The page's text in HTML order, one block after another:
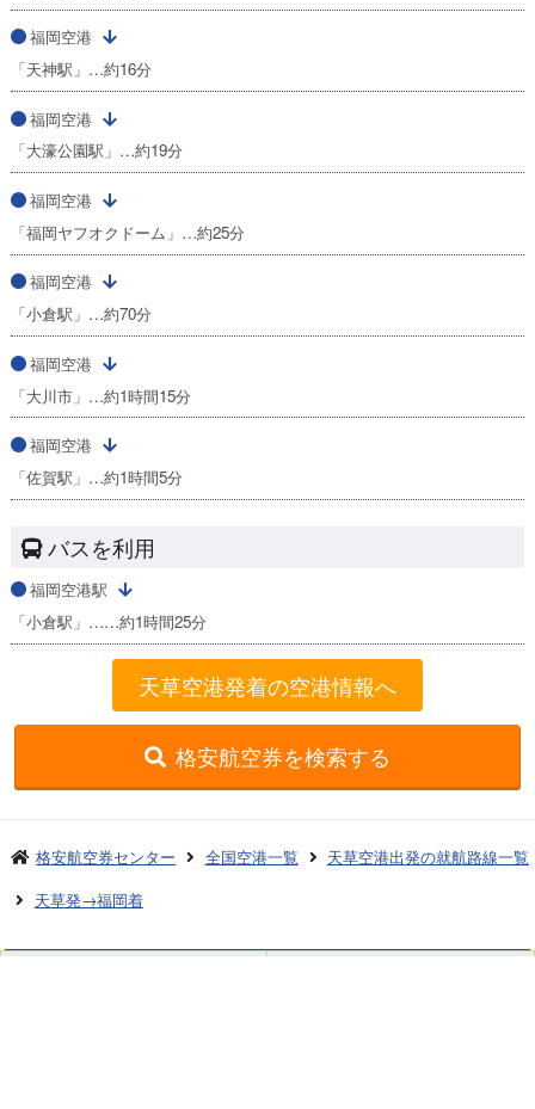
福岡空港
「天神駅」…約16分
福岡空港
「大濠公園駅」…約19分
福岡空港
「福岡ヤフオクドーム」…約25分
福岡空港
「小倉駅」…約70分
福岡空港
「大川市」…約1時間15分
福岡空港
「佐賀駅」…約1時間5分
バスを利用
福岡空港駅
「小倉駅」……約1時間25分
天草空港発着の空港情報へ
格安航空券を検索する
格安航空券センター 全国空港一覧
天草空港出発の就航路線一覧
天草発→福岡着